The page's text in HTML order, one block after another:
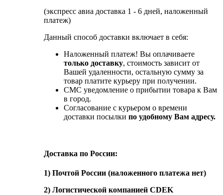
(экспресс авиа доставка 1 - 6 дней, наложенный
платеж)
Данный способ доставки включает в себя:
Наложенный платеж! Вы оплачиваете
только доставку, стоимость зависит от
Вашей удаленности, остальную сумму за
товар платите курьеру при получении.
СМС уведомление о прибытии товара к Вам
в город.
Согласование с курьером о времени
доставки посылки по удобному Вам адресу.
Доставка по России:
1) Почтой России (наложенного платежа нет)
2) Логистической компанией CDEK